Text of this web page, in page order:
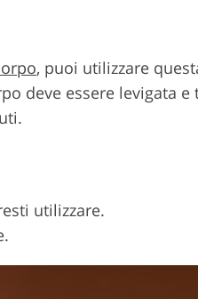
, puoi utilizzare
deve essere levigata e
utilizzare.